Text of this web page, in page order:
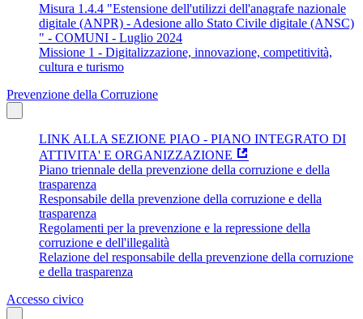
Misura 1.4.4 "Estensione dell'utilizzi dell'anagrafe nazionale
digitale (ANPR) - Adesione allo Stato Civile digitale (ANSC)
" - COMUNI - Luglio 2024
Missione 1 - Digitalizzazione, innovazione, competitività,
cultura e turismo
Prevenzione della Corruzione
LINK ALLA SEZIONE PIAO - PIANO INTEGRATO DI
ATTIVITA' E ORGANIZZAZIONE
Piano triennale della prevenzione della corruzione e della
trasparenza
Responsabile della prevenzione della corruzione e della
trasparenza
Regolamenti per la prevenzione e la repressione della
corruzione e dell'illegalità
Relazione del responsabile della prevenzione della corruzione
e della trasparenza
Accesso civico